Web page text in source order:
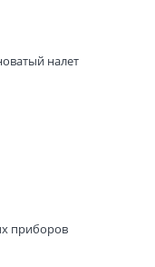
налет
приборов